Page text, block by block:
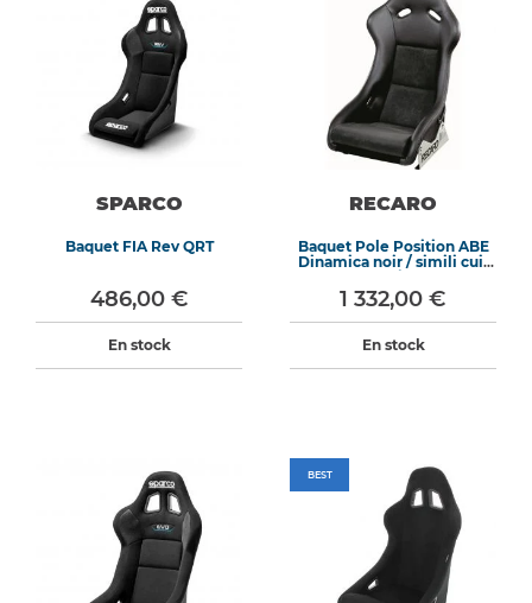
SPARCO
Baquet FIA Rev QRT
486,00 €
En stock
RECARO
Baquet Pole Position ABE
Dinamica noir / simili cuir
1 332,00 €
En stock
BEST